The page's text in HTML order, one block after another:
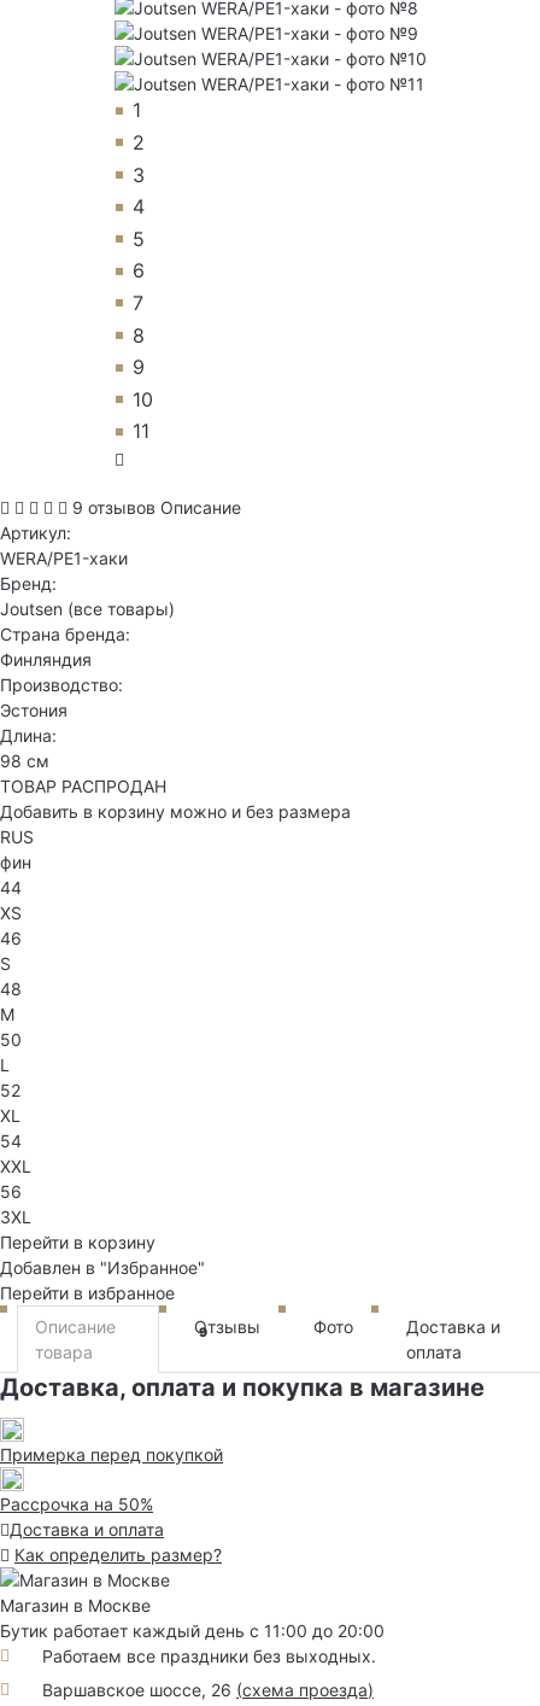
1
2
3
4
5
6
7
8
9
10
11
9 отзывов Описание
Артикул:
WERA/PE1-хаки
Бренд:
Joutsen (все товары)
Страна бренда:
Финляндия
Производство:
Эстония
Длина:
98 см
ТОВАР РАСПРОДАН
Добавить в корзину можно и без размера
RUS
фин
44
XS
46
S
48
M
50
L
52
XL
54
XXL
56
3XL
Перейти в корзину
Добавлен в "Избранное"
Перейти в избранное
Описание
товара
Отзывы
9 Фото
Доставка и
оплата
Доставка, оплата и покупка в магазине
Примерка перед покупкой
Рассрочка на 50%
Доставка и оплата
Как определить размер?
Магазин в Москве
Бутик работает каждый день с 11:00 до 20:00
Работаем все праздники без выходных.
Варшавское шоссе, 26 (схема проезда)